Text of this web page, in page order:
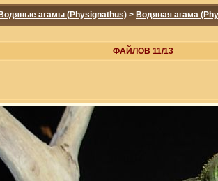
агамы (Physignathus) > Водяная агама
ФАЙЛОВ 11/13